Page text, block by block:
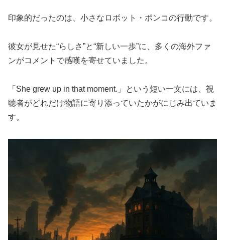
印象的だったのは、小さなロボット・ポンコの行動です。
彼女が見せた“らしさ”と“新しい一歩”に、多くの海外ファ
ンがコメントで感嘆を寄せていました。
「She grew up in that moment.」という短い一文には、視
聴者がどれだけ物語に寄り添っていたかがにじみ出ていま
す。